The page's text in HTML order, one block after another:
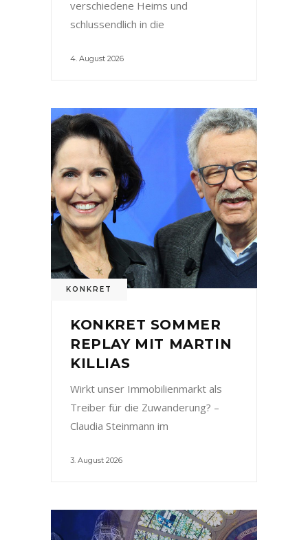
verschiedene Heims und
schlussendlich in die
4. August 2026
KONKRET
KONKRET SOMMER
REPLAY MIT MARTIN
KILLIAS
Wirkt unser Immobilienmarkt als
Treiber für die Zuwanderung? –
Claudia Steinmann im
3. August 2026